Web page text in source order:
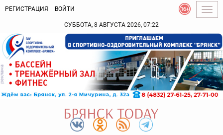
РЕГИСТРАЦИЯ ВОЙТИ
СУББОТА, 8 АВГУСТА 2026, 07:22